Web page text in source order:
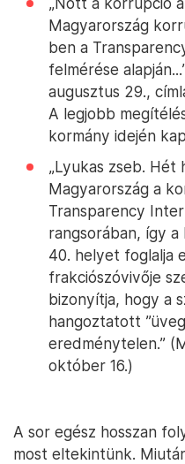
Magyarország
ben a
felmérése
augusztus 29.,
A legjobb
kormány idején
„Lyukas zseb. Hét
Magyarország a
Transparency
rangsorában, így
40. helyet foglalja
frakciószóvivője
bizonyítja, hogy a
hangoztatott
eredménytelen.”
október 16.)
A sor egész hosszan
most eltekintünk.